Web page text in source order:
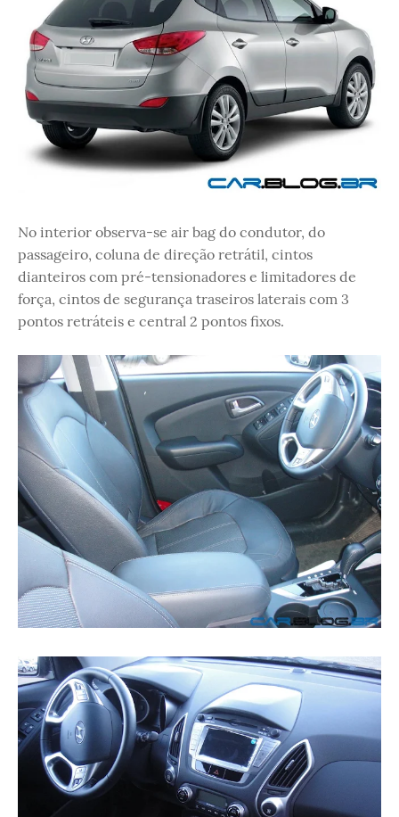
No interior observa-se air bag do condutor, do
passageiro, coluna de direção retrátil, cintos
dianteiros com pré-tensionadores e limitadores de
força, cintos de segurança traseiros laterais com 3
pontos retráteis e central 2 pontos fixos.